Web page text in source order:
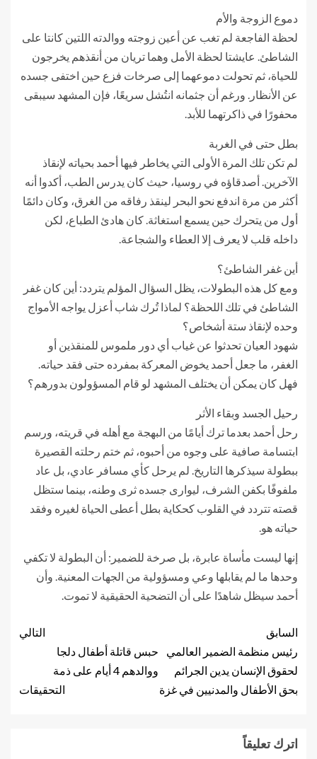
دموع الزوجة والأم
لحظة الفاجعة لم تغب عن أعين زوجته ووالدته اللتين كانتا على
الشاطئ. عايشتا لحظة الأمل وهما تريان من أنقذهم يخرجون
للحياة، ثم تحولت دموعهما إلى صرخات فزع حين اختفى جسده
عن الأنظار. ورغم أن جثمانه انتُشل سريعًا، فإن المشهد سيبقى
محفورًا في ذاكرتهما للأبد.
بطل حتى في الغربة
لم تكن تلك المرة الأولى التي يخاطر فيها أحمد بحياته لإنقاذ
الآخرين. أصدقاؤه في روسيا، حيث كان يدرس الطب، أكدوا أنه
أكثر من مرة اندفع نحو البحر لينقذ رفاقه من الغرق، وكان دائمًا
أول من يتحرك حين يسمع استغاثة. كان هادئ الطباع، لكن
داخله قلب لا يعرف إلا العطاء والشجاعة.
أين غفر الشاطئ؟
ومع كل هذه البطولات، يظل السؤال المؤلم يتردد: أين كان غفر
الشاطئ في تلك اللحظة؟ لماذا تُرك شاب أعزل يواجه الأمواج
وحده لإنقاذ ستة أشخاص؟
شهود العيان تحدثوا عن غياب أي دور ملموس للمنقذين أو
الغفر، ما جعل أحمد يخوض المعركة بمفرده حتى فقد حياته.
فهل كان يمكن أن يختلف المشهد لو قام المسؤولون بدورهم؟
رحيل الجسد وبقاء الأثر
رحل أحمد بعدما ترك أيامًا من البهجة مع أهله في قريته، ورسم
ابتسامة صافية على وجوه من أحبوه، ثم ختم رحلته القصيرة
ببطولة سيذكرها التاريخ. لم يرحل كأي مسافر عادي، بل عاد
ملفوفًا بكفن الشرف، ليوارى جسده ثرى وطنه، بينما ستظل
قصته تتردد في القلوب كحكاية بطل أعطى الحياة لغيره وفقد
حياته هو.
إنها ليست مأساة عابرة، بل صرخة للضمير: أن البطولة لا تكفي
وحدها ما لم يقابلها وعي ومسؤولية من الجهات المعنية. وأن
أحمد سيظل شاهدًا على أن التضحية الحقيقية لا تموت.
السابق
رئيس منظمة الضمير العالمي
لحقوق الإنسان يدين الجرائم
بحق الأطفال والمدنيين في غزة
التالي
حبس قاتلة أطفال دلجا
ووالدهم 4 أيام على ذمة
التحقيقات
اترك تعليقاً